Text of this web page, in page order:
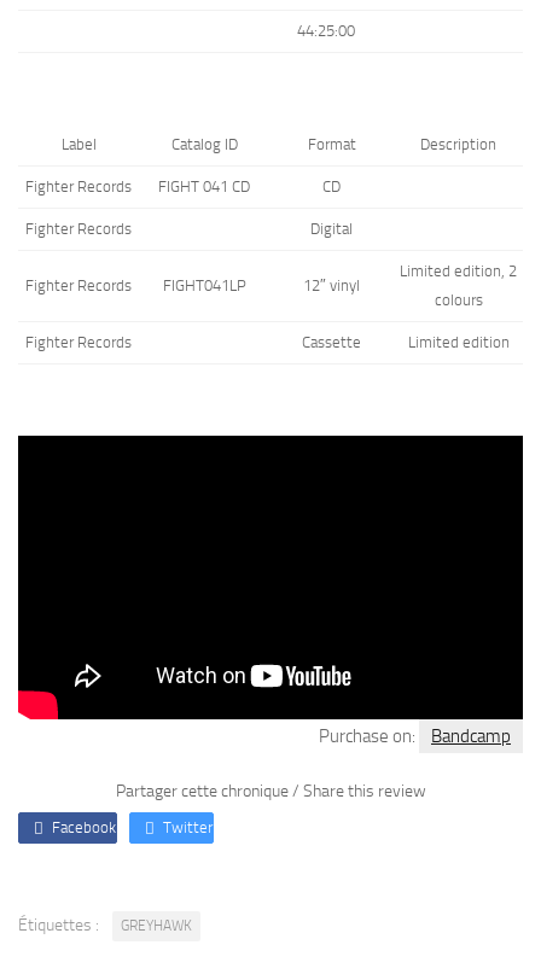
44:25:00
Label Catalog ID Format Description
Fighter Records FIGHT 041 CD CD
Fighter Records Digital
Fighter Records FIGHT041LP 12″ vinyl
Limited edition, 2
colours
Fighter Records Cassette Limited edition
Purchase on: Bandcamp
Partager cette chronique / Share this review
Facebook Twitter
Étiquettes : GREYHAWK